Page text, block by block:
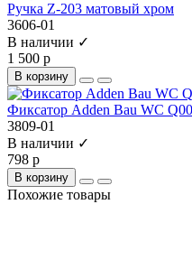
Ручка Z-203 матовый хром
3606-01
В наличии ✓
1 500 р
В корзину
Фиксатор Adden Bau WC
3809-01
В наличии ✓
798 р
В корзину
Похожие товары